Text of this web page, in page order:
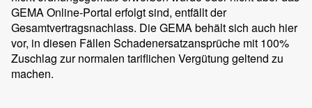
GEMA Online-Portal erfolgt sind, entfällt der
Gesamtvertragsnachlass. Die GEMA behält sich auch hier
vor, in diesen Fällen Schadenersatzansprüche mit 100%
Zuschlag zur normalen tariflichen Vergütung geltend zu
machen.